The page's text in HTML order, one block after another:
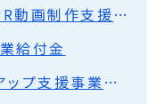
UIJターン就職促進採用PR動画制作支援事業補助金
給付金
女性向け職場改善・魅力アップ支援事業補助金